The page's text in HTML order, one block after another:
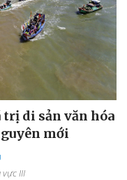
trị di sản văn hóa
mới
III